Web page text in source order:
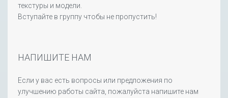
текстуры и модели.
Вступайте в группу чтобы не пропустить!
НАПИШИТЕ НАМ
Если у вас есть вопросы или предложения по
улучшению работы сайта, пожалуйста напишите нам